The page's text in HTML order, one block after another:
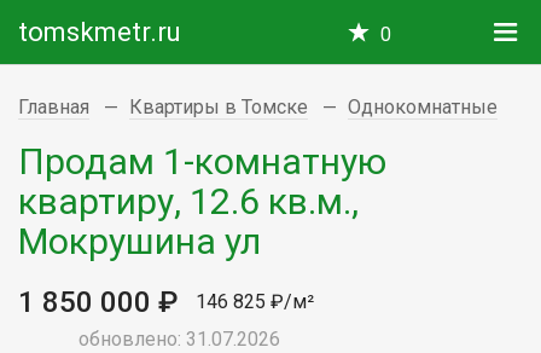
tomskmetr.ru 0
Главная Квартиры в Томске Однокомнатные
Продам 1-комнатную
квартиру, 12.6 кв.м.,
Мокрушина ул
1 850 000 ₽
146 825 ₽/м²
обновлено: 31.07.2026